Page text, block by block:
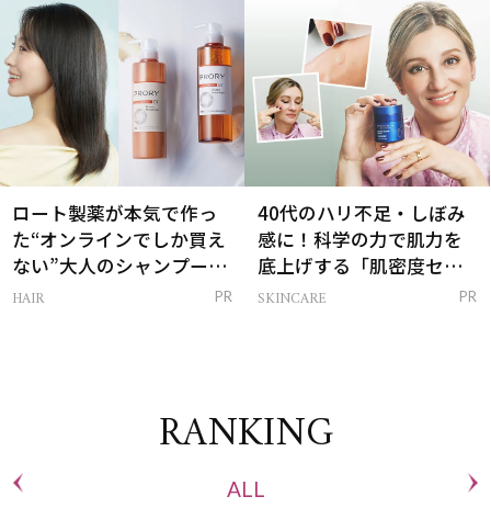
ロート製薬が本気で作っ
た“オンラインでしか買え
ない”大人のシャンプー＆
トリートメントって？
HAIR PR
40代のハリ不足・しぼみ
感に！科学の力で肌力を
底上げする「肌密度セラ
ム」
SKINCARE PR
RANKING
ALL